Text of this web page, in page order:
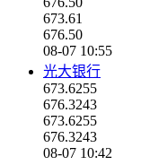
673.61
676.50
08-07 10:55
光大银行
673.6255
676.3243
673.6255
676.3243
08-07 10:42